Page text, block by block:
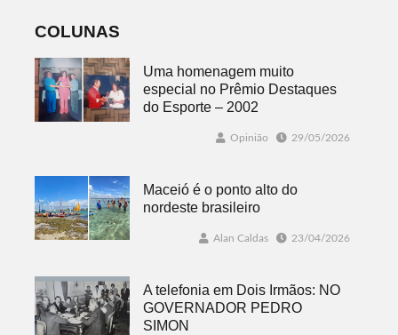
COLUNAS
Uma homenagem muito
especial no Prêmio Destaques
do Esporte – 2002
Opinião 29/05/2026
Maceió é o ponto alto do
nordeste brasileiro
Alan Caldas 23/04/2026
A telefonia em Dois Irmãos: NO
GOVERNADOR PEDRO
SIMON